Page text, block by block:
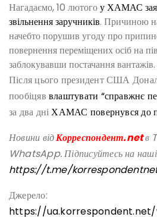
Нагадаємо, 10 лютогоу ХАМАС
звільнення заручників. Причиною
начебто порушив угоду про
повернення переміщених осіб на
заблокувавши постачання вантажів.
Після цього президент США
пообіцяввлаштувати “справжнє
за два дніХАМАС повернувся до
Новини відКорреспондент.netв
WhatsApp. Підписуйтесь на
https://t.me/
Джерело:
https://